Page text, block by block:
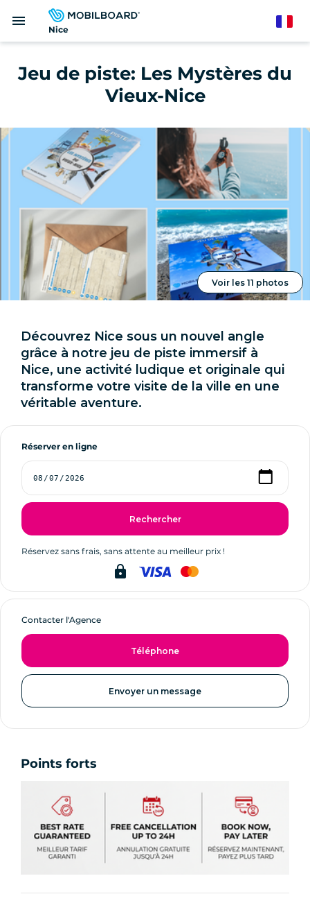
Nice
menu
Jeu de piste: Les Mystères du
Vieux-Nice
Voir les 11 photos
Découvrez Nice sous un nouvel angle
grâce à notre jeu de piste immersif à
Nice, une activité ludique et originale qui
transforme votre visite de la ville en une
véritable aventure.
Réserver en ligne
Rechercher
Réservez sans frais, sans attente au meilleur prix !
lock
Contacter l'Agence
Téléphone
Envoyer un message
Points forts